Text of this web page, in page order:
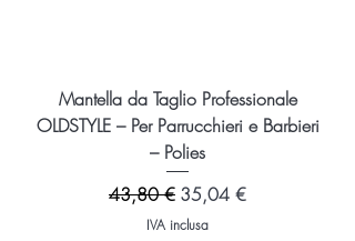
Mantella da Taglio Professionale
OLDSTYLE – Per Parrucchieri e Barbieri
– Polies
Prezzo regolare
43,80 € Prezzo scontato
35,04 €
IVA inclusa